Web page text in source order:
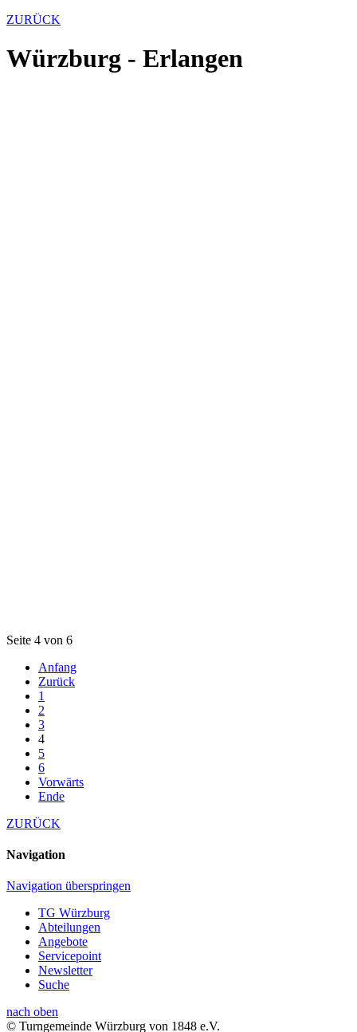
ZURÜCK
Würzburg - Erlangen
Seite 4 von 6
Anfang
Zurück
1
2
3
4
5
6
Vorwärts
Ende
ZURÜCK
Navigation
Navigation überspringen
TG Würzburg
Abteilungen
Angebote
Servicepoint
Newsletter
Suche
nach oben
© Turngemeinde Würzburg von 1848 e.V.